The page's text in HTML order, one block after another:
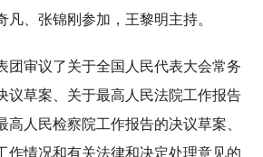
凡、张锦刚参加，王黎明主持。
团审议了关于全国人民代表大会常务
议草案、关于最高人民法院工作报告
高人民检察院工作报告的决议草案、
作情况和有关法律和决定处理意见的